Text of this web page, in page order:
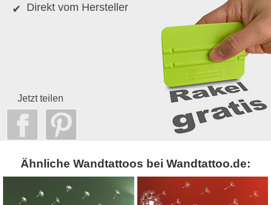
Direkt vom Hersteller
Jetzt teilen
Ähnliche Wandtattoos bei Wandtattoo.de: